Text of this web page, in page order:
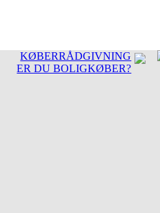
KØBERRÅDGIVNING
ER DU BOLIGKØBER?